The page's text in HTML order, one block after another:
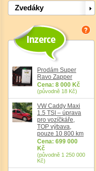
Zvedáky
Prodám Super
Ravo Zapper
Cena: 8 000 Kč
(původně 18 Kč)
VW Caddy Maxi
1.5 TSI – úprava
pro vozíčkáře,
TOP výbava,
pouze 10 800 km
Cena: 699 000
Kč
(původně 1 250 000
Kč)
Detail